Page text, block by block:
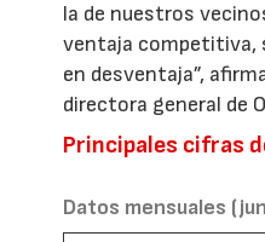
la de nuestros
ventaja competitiva,
en desventaja”,
directora general de
Principales cifras
Datos mensuales